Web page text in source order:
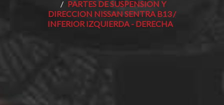
PARTES DE SUSPENSION Y
DIRECCION NISSAN SENTRA B13 /
INFERIOR IZQUIERDA - DERECHA